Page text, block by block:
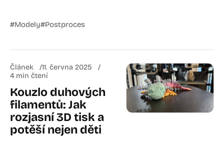
#Modely#Postproces
Článek
11. června 2025
4 min čtení
Kouzlo duhových
filamentů: Jak
rozjasní 3D tisk a
potěší nejen děti